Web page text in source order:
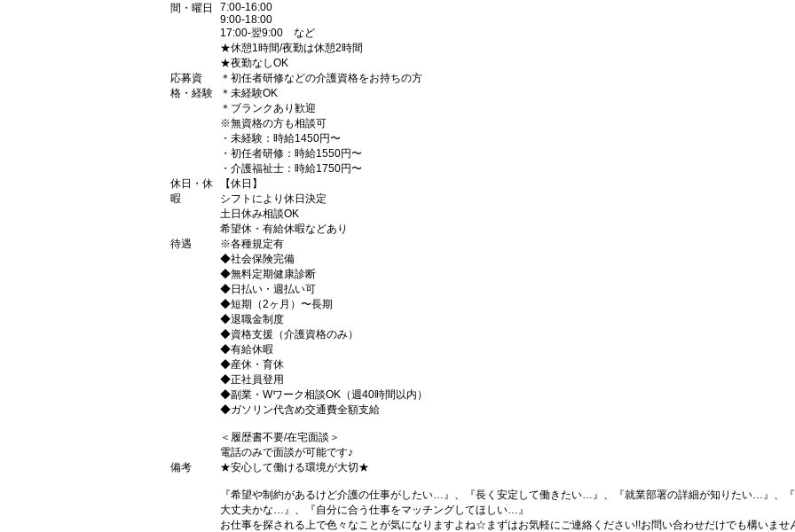
間・曜日
7:00-16:00
9:00-18:00
17:00-翌9:00 など
★休憩1時間/夜勤は休憩2時間
★夜勤なしOK
応募資
格・経験
＊初任者研修などの介護資格をお持ちの方
＊未経験OK
＊ブランクあり歓迎
※無資格の方も相談可
・未経験：時給1450円〜
・初任者研修：時給1550円〜
・介護福祉士：時給1750円〜
休日・休
暇
【休日】
シフトにより休日決定
土日休み相談OK
希望休・有給休暇などあり
待遇
※各種規定有
◆社会保険完備
◆無料定期健康診断
◆日払い・週払い可
◆短期（2ヶ月）〜長期
◆退職金制度
◆資格支援（介護資格のみ）
◆有給休暇
◆産休・育休
◆正社員登用
◆副業・Wワーク相談OK（週40時間以内）
◆ガソリン代含め交通費全額支給
＜履歴書不要/在宅面談＞
電話のみで面談が可能です♪
備考
★安心して働ける環境が大切★
『希望や制約があるけど介護の仕事がしたい…』、『長く安定して働きたい…』、『就業部署の詳細が知りたい…』、
大丈夫かな…』、『自分に合う仕事をマッチングしてほしい…』
お仕事を探される上で色々なことが気になりますよね☆まずはお気軽にご連絡ください!!お問い合わせだけでも構いませ